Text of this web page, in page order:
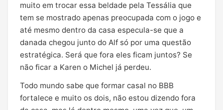
muito em trocar essa beldade pela Tessália que
tem se mostrado apenas preocupada com o jogo e
até mesmo dentro da casa especula-se que a
danada chegou junto do Alf só por uma questão
estratégica. Será que fora eles ficam juntos? Se
não ficar a Karen o Michel já perdeu.
Todo mundo sabe que formar casal no BBB
fortalece e muito os dois, não estou dizendo fora